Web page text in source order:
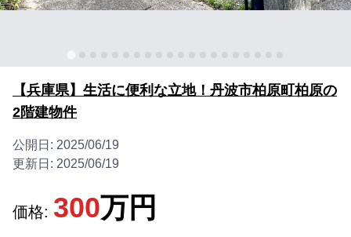
【兵庫県】生活に便利な立地！丹波市柏原町柏原の
2階建物件
公開日: 2025/06/19
更新日: 2025/06/19
価格: 300万円